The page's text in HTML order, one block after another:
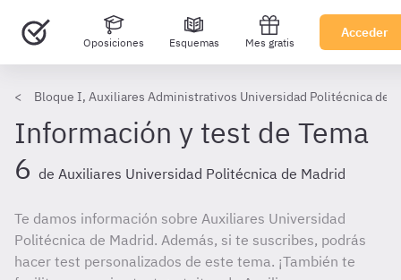
Oposiciones Esquemas Mes gratis
Acceder
Bloque I, Auxiliares Administrativos Universidad Politécnica de
Información y test de Tema
6 de Auxiliares Universidad Politécnica de Madrid
Te damos información sobre Auxiliares Universidad
Politécnica de Madrid. Además, si te suscribes, podrás
hacer test personalizados de este tema. ¡También te